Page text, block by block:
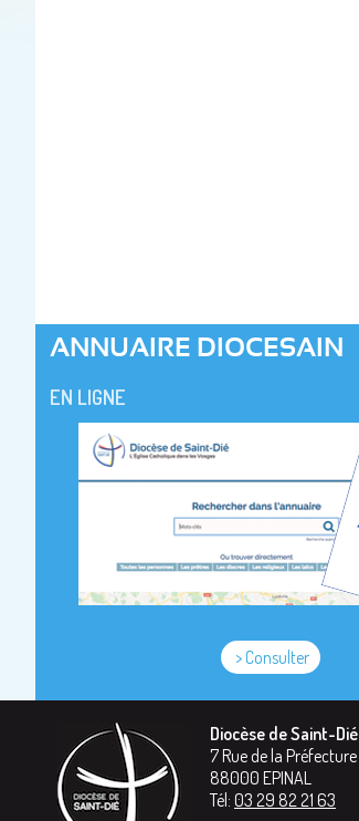
ANNUAIRE DIOCESAIN
EN LIGNE
> Consulter
Diocèse de Saint-Dié
7 Rue de la Préfecture
88000 EPINAL
Tél: 03 29 82 21 63